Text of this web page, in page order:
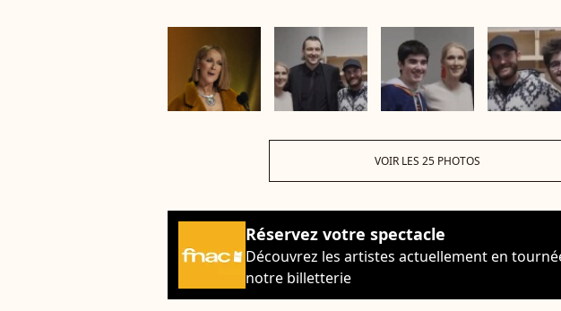
VOIR LES 25 PHOTOS
Réservez votre spectacle
Découvrez les artistes actuellement en
notre billetterie